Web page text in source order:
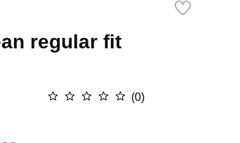
regular fit
☆ ☆ ☆ ☆ ☆ (0)